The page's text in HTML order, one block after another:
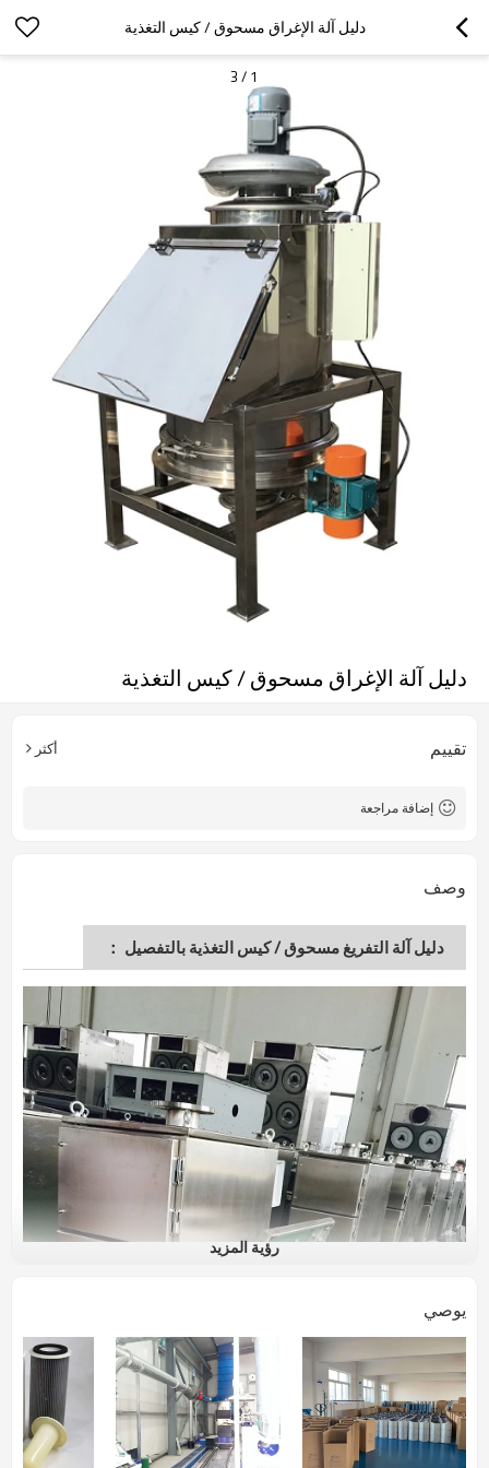
دليل آلة الإغراق مسحوق / كيس التغذية
1
/
3
دليل آلة الإغراق مسحوق / كيس التغذية
تقييم أكثر
إضافة مراجعة
وصف
دليل آلة التفريغ مسحوق / كيس التغذية بالتفصيل ：
رؤية المزيد
يوصي